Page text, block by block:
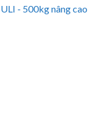
- 500kg nâng cao